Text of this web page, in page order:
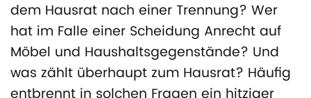
dem Hausrat nach einer Trennung? Wer
hat im Falle einer Scheidung Anrecht auf
Möbel und Haushaltsgegenstände? Und
was zählt überhaupt zum Hausrat? Häufig